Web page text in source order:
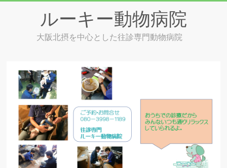
ルーキー動物病院
大阪北摂を中心とした往診専門動物病院